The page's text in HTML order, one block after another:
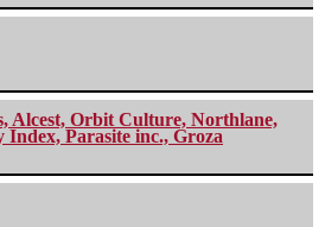
Alcest, Orbit Culture, Northlane,
Parasite inc., Groza